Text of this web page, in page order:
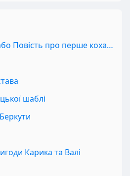
Вітька + Галя, або Повість про перше кохання
шаблі
Карика та Валі